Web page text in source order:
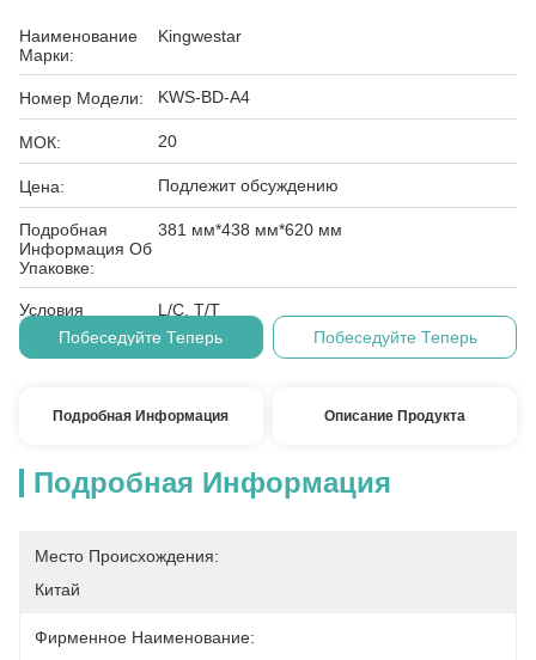
Наименование
Марки:
Kingwestar
Номер Модели: KWS-BD-A4
МОК: 20
Цена: Подлежит обсуждению
Подробная
Информация Об
Упаковке:
381 мм*438 мм*620 мм
Условия
Оплаты:
L/C, T/T
Побеседуйте Теперь
Побеседуйте Теперь
Подробная Информация Описание Продукта
Подробная Информация
Место Происхождения:
Китай
Фирменное Наименование: